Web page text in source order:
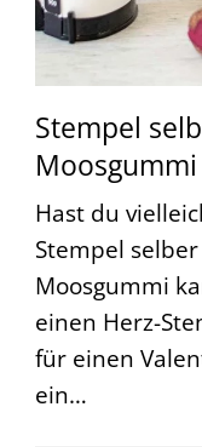
Stempel
Moosgummi
Hast du
Stempel
Moosgummi
einen Herz-
für einen
ein…